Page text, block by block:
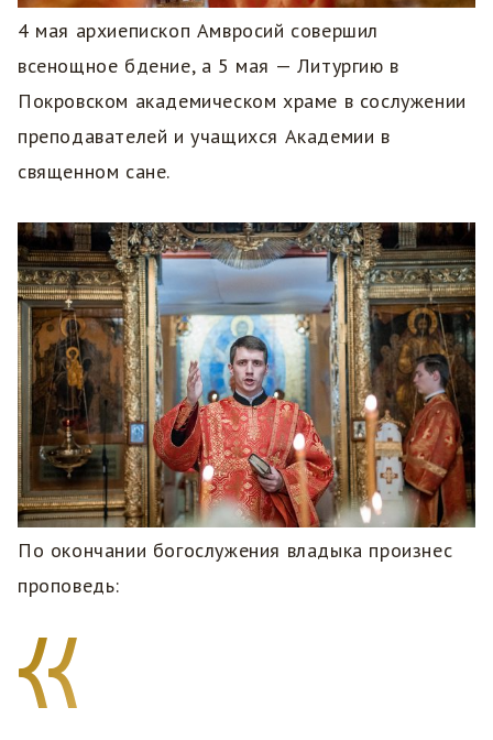
4 мая архиепископ Амвросий совершил
всенощное бдение, а 5 мая — Литургию в
Покровском академическом храме в сослужении
преподавателей и учащихся Академии в
священном сане.
По окончании богослужения владыка произнес
проповедь: